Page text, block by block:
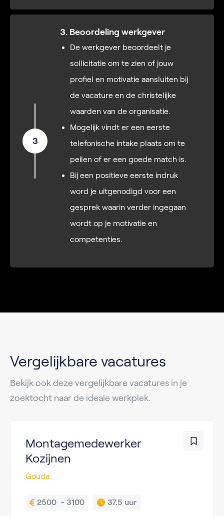
3
3. Beoordeling werkgever
De werkgever beoordeelt je
sollicitatie om te zien of jouw
profiel en motivatie aansluiten bij
de vacature en de christelijke
waarden van de organisatie.
Mogelijk vindt er een eerste
telefonische intake plaats om te
peilen of er een goede match is.
Bij een positieve eerste indruk
word je uitgenodigd voor een
gesprek waarin verder ingegaan
wordt op je motivatie en
competenties.
Vergelijkbare vacatures
Bekijk ook deze vergelijkbare vacatures in je
zoektocht naar de ideale werkplek.
Montagemedewerker
Kozijnen
Gouda
2500  - 3100 37.5 uur